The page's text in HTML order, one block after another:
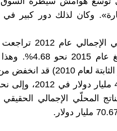
وكان لذلك دور كبير
وفي 2013 16.7%. ويتوقع